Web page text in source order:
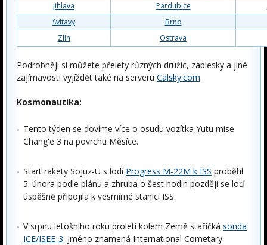
Jihlava
Pardubice
Svitavy
Brno
Zlín
Ostrava
Podrobněji si můžete přelety různých družic, záblesky a jiné
zajímavosti vyjíždět také na serveru Calsky.com.
Kosmonautika:
Tento týden se dovíme více o osudu vozítka Yutu mise
Chang'e 3 na povrchu Měsíce.
Start rakety Sojuz-U s lodí Progress M-22M k ISS proběhl
5. února podle plánu a zhruba o šest hodin později se loď
úspěšně připojila k vesmírné stanici ISS.
V srpnu letošního roku proletí kolem Země stařičká sonda
ICE/ISEE-3. Jméno znamená International Cometary